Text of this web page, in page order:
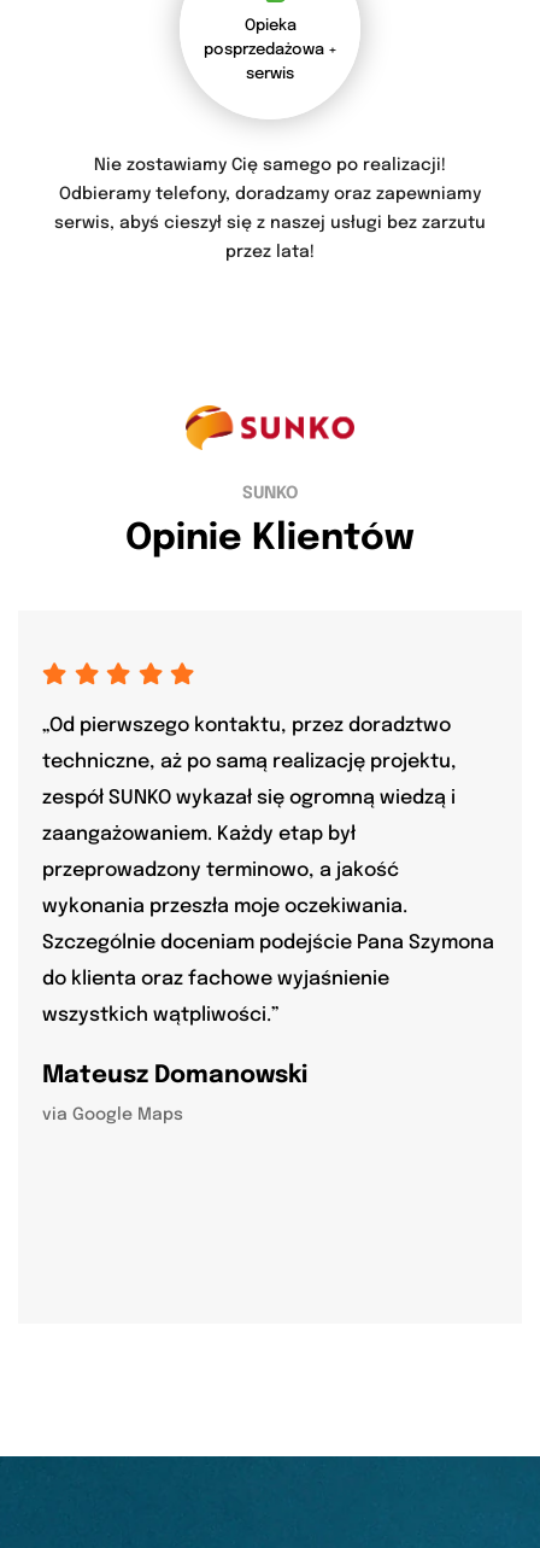
Opieka
posprzedażowa +
serwis
Nie zostawiamy Cię samego po realizacji!
Odbieramy telefony, doradzamy oraz zapewniamy
serwis, abyś cieszył się z naszej usługi bez zarzutu
przez lata!
SUNKO
Opinie Klientów
„Od pierwszego kontaktu, przez doradztwo
techniczne, aż po samą realizację projektu,
zespół SUNKO wykazał się ogromną wiedzą i
zaangażowaniem. Każdy etap był
przeprowadzony terminowo, a jakość
wykonania przeszła moje oczekiwania.
Szczególnie doceniam podejście Pana Szymona
do klienta oraz fachowe wyjaśnienie
wszystkich wątpliwości.”
Mateusz Domanowski
via Google Maps